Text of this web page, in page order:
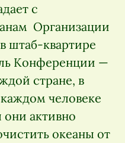
с
Организации
штаб-квартире
Конференции —
стране, в
человеке
они активно
океаны от